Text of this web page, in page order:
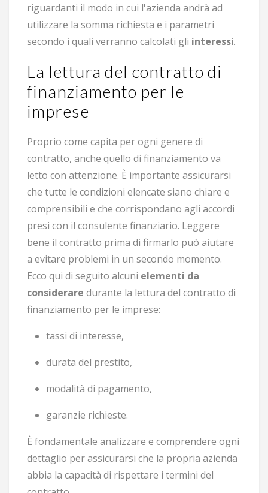
riguardanti il modo in cui l'azienda andrà ad
utilizzare la somma richiesta e i parametri
secondo i quali verranno calcolati gli interessi.
La lettura del contratto di
finanziamento per le
imprese
Proprio come capita per ogni genere di
contratto, anche quello di finanziamento va
letto con attenzione. È importante assicurarsi
che tutte le condizioni elencate siano chiare e
comprensibili e che corrispondano agli accordi
presi con il consulente finanziario. Leggere
bene il contratto prima di firmarlo può aiutare
a evitare problemi in un secondo momento.
Ecco qui di seguito alcuni elementi da
considerare durante la lettura del contratto di
finanziamento per le imprese:
tassi di interesse,
durata del prestito,
modalità di pagamento,
garanzie richieste.
È fondamentale analizzare e comprendere ogni
dettaglio per assicurarsi che la propria azienda
abbia la capacità di rispettare i termini del